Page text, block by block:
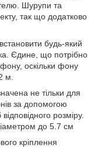
Шурупи та
так що додатково
будь-який
Єдине, що потрібно
оскільки фону
м.
не тільки для
за допомогою
розміру.
до 5.7 см
кріплення